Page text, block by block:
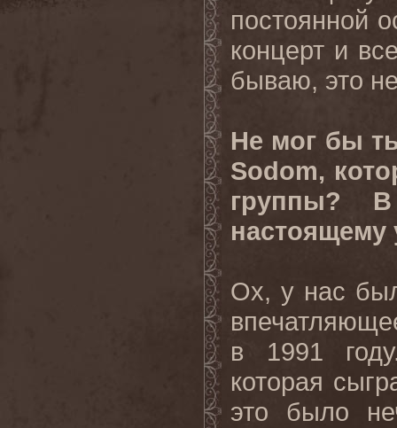
постоянной
концерт и
бываю, это
Не мог бы
Sodom,
группы?
настоящему
Ох, у нас
в 1991
которая
это было